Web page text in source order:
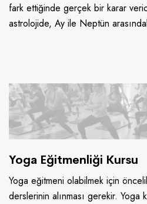
fark ettiğinde gerçek bir karar
astrolojide, Ay ile Neptün
Yoga Eğitmenliği Kursu
Yoga eğitmeni olabilmek için
derslerinin alınması gerekir. Yoga